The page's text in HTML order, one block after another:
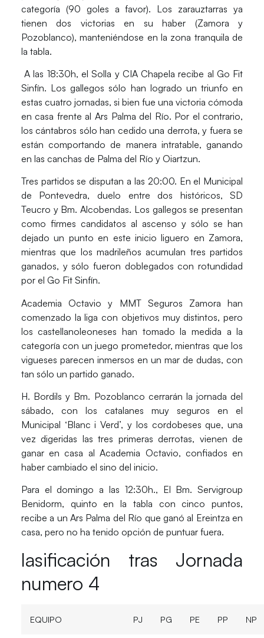
categoría (90 goles a favor). Los zarauztarras ya
tienen dos victorias en su haber (Zamora y
Pozoblanco), manteniéndose en la zona tranquila de
la tabla.
A las 18:30h, el Solla y CIA Chapela recibe al Go Fit
Sinfín. Los gallegos sólo han logrado un triunfo en
estas cuatro jornadas, si bien fue una victoria cómoda
en casa frente al Ars Palma del Río. Por el contrario,
los cántabros sólo han cedido una derrota, y fuera se
están comportando de manera intratable, ganando
en las canchas de Palma del Río y Oiartzun.
Tres partidos se disputan a las 20:00. En el Municipal
de Pontevedra, duelo entre dos históricos, SD
Teucro y Bm. Alcobendas. Los gallegos se presentan
como firmes candidatos al ascenso y sólo se han
dejado un punto en este inicio liguero en Zamora,
mientras que los madrileños acumulan tres partidos
ganados, y sólo fueron doblegados con rotundidad
por el Go Fit Sinfín.
Academia Octavio y MMT Seguros Zamora han
comenzado la liga con objetivos muy distintos, pero
los castellanoleoneses han tomado la medida a la
categoría con un juego prometedor, mientras que los
vigueses parecen inmersos en un mar de dudas, con
tan sólo un partido ganado.
H. Bordils y Bm. Pozoblanco cerrarán la jornada del
sábado, con los catalanes muy seguros en el
Municipal ‘Blanc i Verd’, y los cordobeses que, una
vez digeridas las tres primeras derrotas, vienen de
ganar en casa al Academia Octavio, confiados en
haber cambiado el sino del inicio.
Para el domingo a las 12:30h., El Bm. Servigroup
Benidorm, quinto en la tabla con cinco puntos,
recibe a un Ars Palma del Río que ganó al Ereintza en
casa, pero no ha tenido opción de puntuar fuera.
lasificación tras Jornada
numero 4
EQUIPO PJ PG PE PP NP